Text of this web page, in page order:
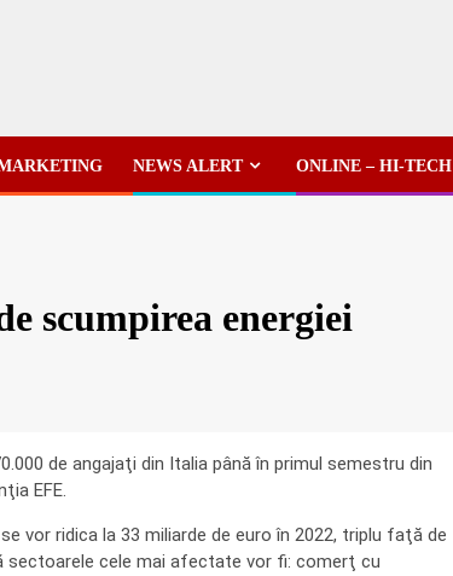
NEWS ALERT ONLINE – HI-TECH
scumpirea energiei
de angajaţi din Italia până în primul semestru din
EFE.
vor ridica la 33 miliarde de euro în 2022, triplu faţă de
sectoarele cele mai afectate vor fi: comerţ cu